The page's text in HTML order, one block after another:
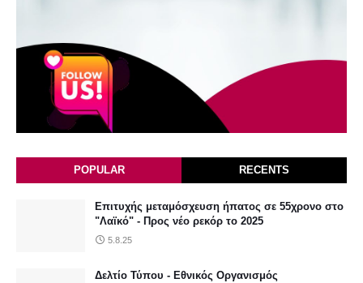
POPULAR RECENTS
Επιτυχής μεταμόσχευση ήπατος σε 55χρονο στο
"Λαϊκό" - Προς νέο ρεκόρ το 2025
5.8.25
Δελτίο Τύπου - Εθνικός Οργανισμός